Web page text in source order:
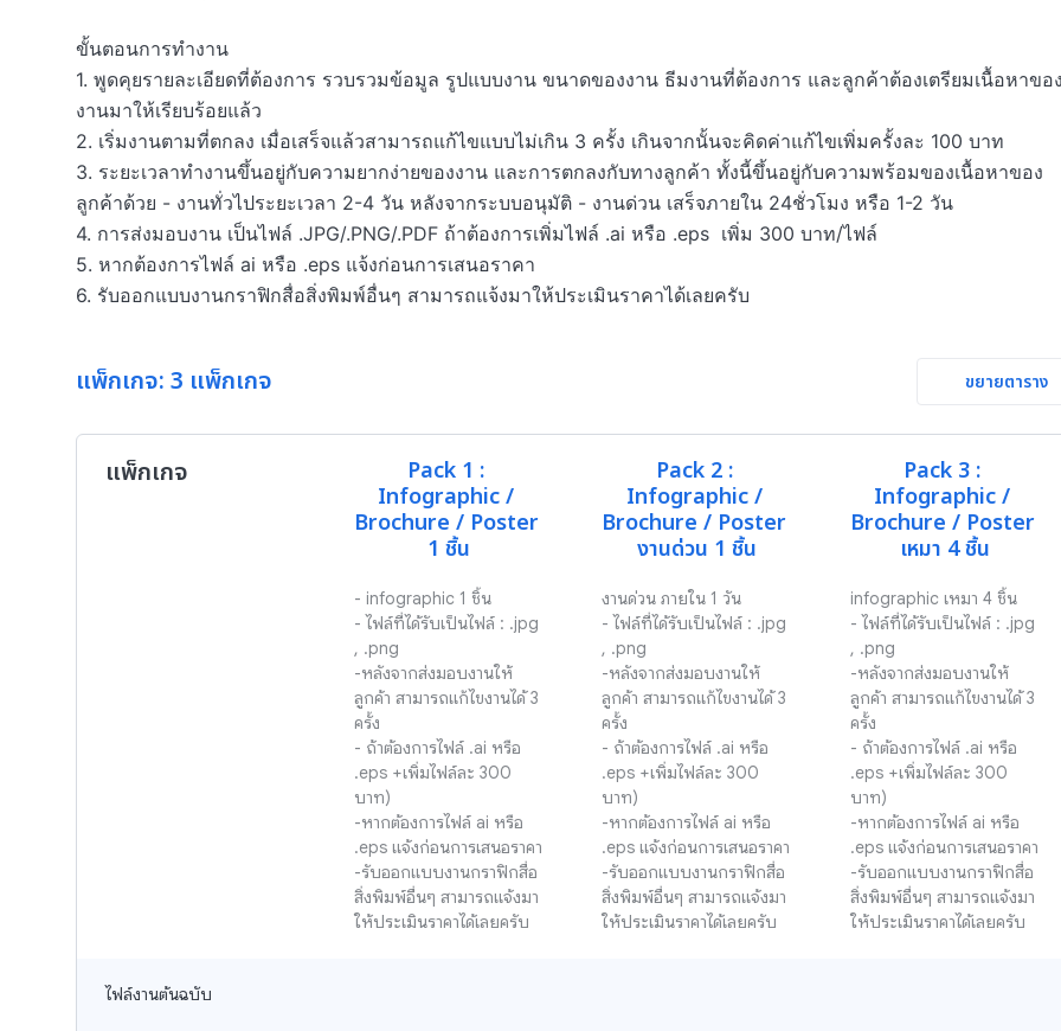
ขั้นตอนการทำงาน
1. พูดคุยรายละเอียดที่ต้องการ รวบรวมข้อมูล รูปแบบงาน ขนาดของงาน ธีมงานที่ต้องการ และลูกค้าต้องเตรียมเนื้อหาของ
งานมาให้เรียบร้อยแล้ว
2. เริ่มงานตามที่ตกลง เมื่อเสร็จแล้วสามารถแก้ไขแบบไม่เกิน 3 ครั้ง เกินจากนั้นจะคิดค่าแก้ไขเพิ่มครั้งละ 100 บาท
3. ระยะเวลาทำงานขึ้นอยู่กับความยากง่ายของงาน และการตกลงกับทางลูกค้า ทั้งนี้ขึ้นอยู่กับความพร้อมของเนื้อหาของ
ลูกค้าด้วย - งานทั่วไประยะเวลา 2-4 วัน หลังจากระบบอนุมัติ - งานด่วน เสร็จภายใน 24ชั่วโมง หรือ 1-2 วัน
4. การส่งมอบงาน เป็นไฟล์ .JPG/.PNG/.PDF ถ้าต้องการเพิ่มไฟล์ .ai หรือ .eps  เพิ่ม 300 บาท/ไฟล์
5. หากต้องการไฟล์ ai หรือ .eps แจ้งก่อนการเสนอราคา
6. รับออกแบบงานกราฟิกสื่อสิ่งพิมพ์อื่นๆ สามารถแจ้งมาให้ประเมินราคาได้เลยครับ
แพ็กเกจ: 3 แพ็กเกจ ขยายตาราง
แพ็กเกจ
Pack 1 :
Infographic /
Brochure / Poster
1 ชิ้น
Pack 2 :
Infographic /
Brochure / Poster
งานด่วน 1 ชิ้น
Pack 3 :
Infographic /
Brochure / Poster
เหมา 4 ชิ้น
- infographic 1 ชิ้น
- ไฟล์ที่ได้รับเป็นไฟล์ : .jpg
, .png
-หลังจากส่งมอบงานให้
ลูกค้า สามารถแก้ไขงานได้ 3
ครั้ง
- ถ้าต้องการไฟล์ .ai หรือ
.eps +เพิ่มไฟล์ละ 300
บาท)
-หากต้องการไฟล์ ai หรือ
.eps แจ้งก่อนการเสนอราคา
-รับออกแบบงานกราฟิกสื่อ
สิ่งพิมพ์อื่นๆ สามารถแจ้งมา
ให้ประเมินราคาได้เลยครับ
งานด่วน ภายใน 1 วัน
- ไฟล์ที่ได้รับเป็นไฟล์ : .jpg
, .png
-หลังจากส่งมอบงานให้
ลูกค้า สามารถแก้ไขงานได้ 3
ครั้ง
- ถ้าต้องการไฟล์ .ai หรือ
.eps +เพิ่มไฟล์ละ 300
บาท)
-หากต้องการไฟล์ ai หรือ
.eps แจ้งก่อนการเสนอราคา
-รับออกแบบงานกราฟิกสื่อ
สิ่งพิมพ์อื่นๆ สามารถแจ้งมา
ให้ประเมินราคาได้เลยครับ
infographic เหมา 4 ชิ้น
- ไฟล์ที่ได้รับเป็นไฟล์ : .jpg
, .png
-หลังจากส่งมอบงานให้
ลูกค้า สามารถแก้ไขงานได้ 3
ครั้ง
- ถ้าต้องการไฟล์ .ai หรือ
.eps +เพิ่มไฟล์ละ 300
บาท)
-หากต้องการไฟล์ ai หรือ
.eps แจ้งก่อนการเสนอราคา
-รับออกแบบงานกราฟิกสื่อ
สิ่งพิมพ์อื่นๆ สามารถแจ้งมา
ให้ประเมินราคาได้เลยครับ
ไฟล์งานต้นฉบับ